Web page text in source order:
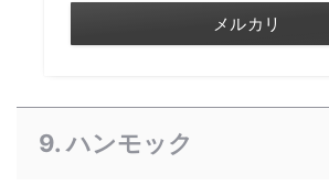
メルカリ
9. ハンモック